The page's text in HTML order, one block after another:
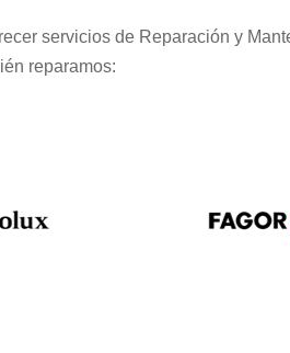
servicios de Reparación y
reparamos: